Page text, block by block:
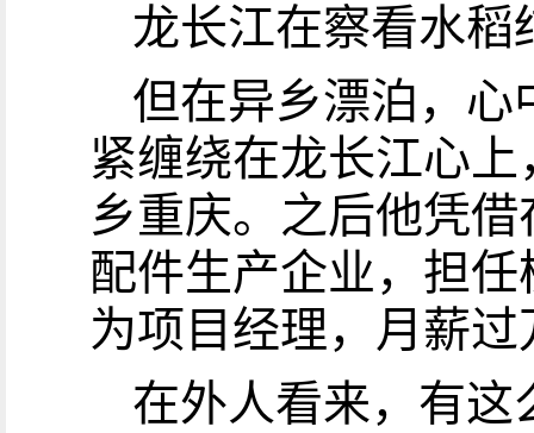
龙长江在察看水稻
但在异乡漂泊，心
紧缠绕在龙长江心
乡重庆。之后他凭
配件生产企业，担
为项目经理，月薪过
在外人看来，有这